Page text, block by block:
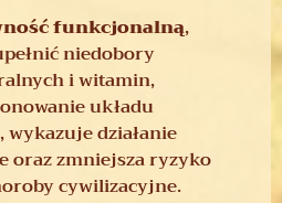
funkcjonalną,
niedobory
i witamin,
układu
działanie
oraz zmniejsza ryzyko
cywilizacyjne.